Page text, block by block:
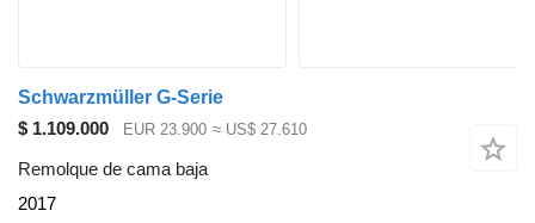
Schwarzmüller G-Serie
$ 1.109.000
EUR 23.900 ≈ US$ 27.610
Remolque de cama baja
2017